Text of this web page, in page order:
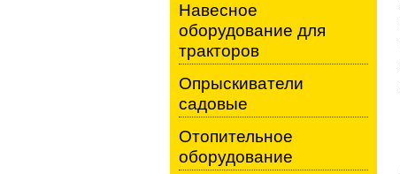
Навесное
оборудование для
тракторов
Опрыскиватели
садовые
Отопительное
оборудование